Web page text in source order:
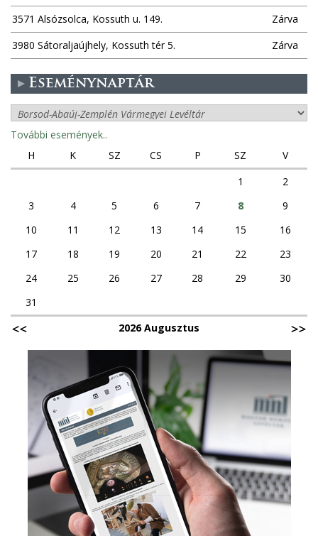
3571 Alsózsolca, Kossuth u. 149.
Zárva
3980 Sátoraljaújhely, Kossuth tér 5.
Zárva
Eseménynaptár
További események..
H
K SZ CS P SZ
V
1
2
3
4 5 6 7 8
9
10
11 12 13 14 15
16
17
18 19 20 21 22
23
24
25 26 27 28 29
30
31
2026 Augusztus